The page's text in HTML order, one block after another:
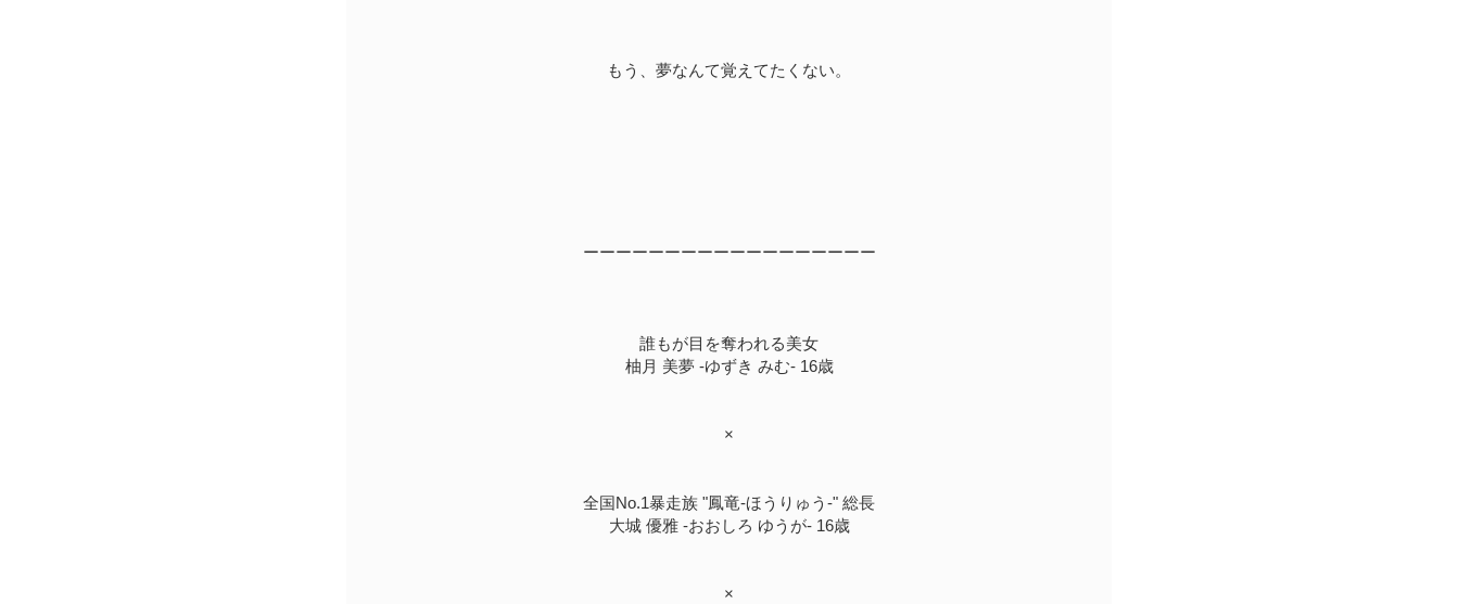
もう、夢なんて覚えてたくない。
ーーーーーーーーーーーーーーーーーー
誰もが目を奪われる美女
柚月 美夢 -ゆずき みむ- 16歳
×
全国No.1暴走族 "鳳竜-ほうりゅう-" 総長
大城 優雅 -おおしろ ゆうが- 16歳
×